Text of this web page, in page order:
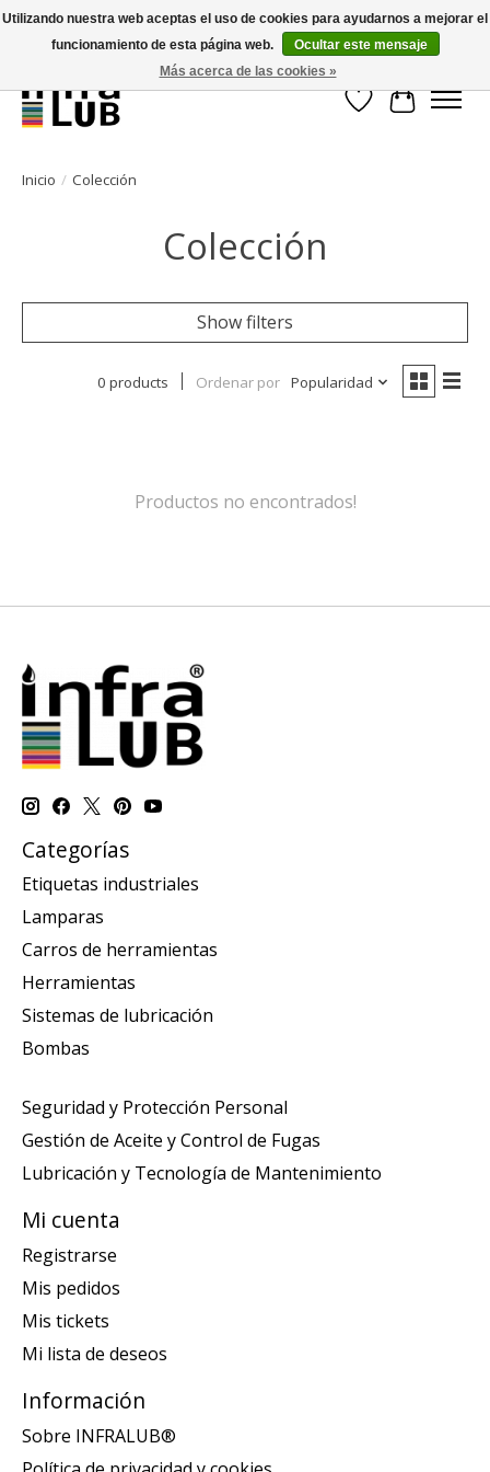
Minder stilstand, meer rendement!
Lista de deseos
Cesta
Inicio / Colección
Colección
Show filters
0 products Ordenar por Popularidad
Productos no encontrados!
Categorías
Etiquetas industriales
Lamparas
Carros de herramientas
Herramientas
Sistemas de lubricación
Bombas
Seguridad y Protección Personal
Gestión de Aceite y Control de Fugas
Lubricación y Tecnología de Mantenimiento
Mi cuenta
Registrarse
Mis pedidos
Mis tickets
Mi lista de deseos
Información
Sobre INFRALUB®
Utilizando nuestra web aceptas el uso de cookies para ayudarnos a mejorar el
funcionamiento de esta página web.
Ocultar este mensaje
Más acerca de las cookies »